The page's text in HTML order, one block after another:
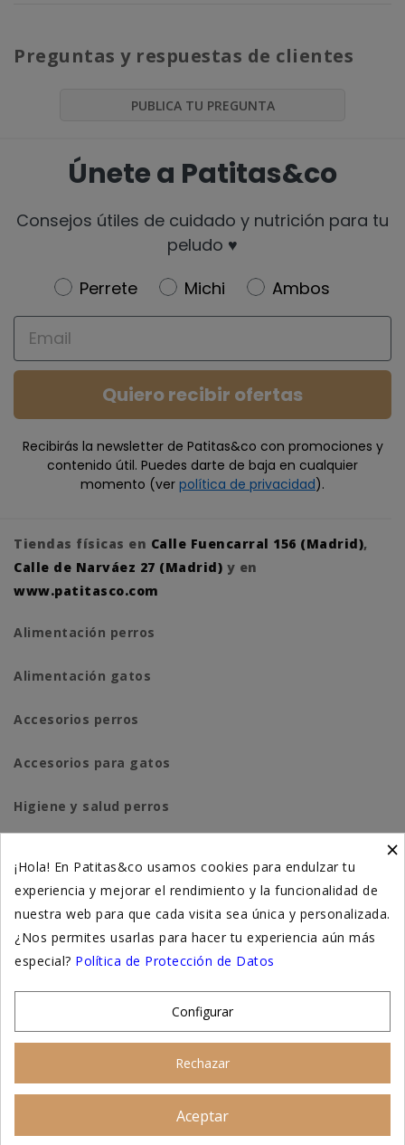
Preguntas y respuestas de clientes
PUBLICA TU PREGUNTA
Únete a Patitas&co
Consejos útiles de cuidado y nutrición para tu
peludo ♥️
Newsletter
Perrete Michi
Ambos
Email
Quiero recibir ofertas
Recibirás la newsletter de Patitas&co con promociones y
contenido útil. Puedes darte de baja en cualquier
momento (ver política de privacidad).
Tiendas físicas en Calle Fuencarral 156 (Madrid),
Calle de Narváez 27 (Madrid) y en
www.patitasco.com
Alimentación perros
Alimentación gatos
Accesorios perros
Accesorios para gatos
Higiene y salud perros
Suplementación natural
Otros
×
¡Hola! En Patitas&co usamos cookies para endulzar tu
experiencia y mejorar el rendimiento y la funcionalidad de
nuestra web para que cada visita sea única y personalizada.
¿Nos permites usarlas para hacer tu experiencia aún más
especial? Política de Protección de Datos
Configurar
Rechazar
Aceptar